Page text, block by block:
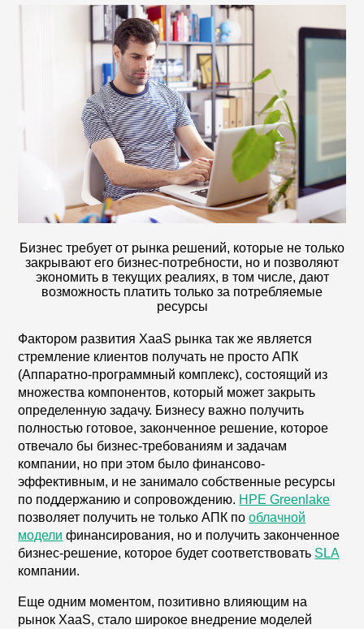
Бизнес требует от рынка решений, которые не только
закрывают его бизнес-потребности, но и позволяют
экономить в текущих реалиях, в том числе, дают
возможность платить только за потребляемые
ресурсы
Фактором развития XaaS рынка так же является
стремление клиентов получать не просто АПК
(Аппаратно-программный комплекс), состоящий из
множества компонентов, который может закрыть
определенную задачу. Бизнесу важно получить
полностью готовое, законченное решение, которое
отвечало бы бизнес-требованиям и задачам
компании, но при этом было финансово-
эффективным, и не занимало собственные ресурсы
по поддержанию и сопровождению. HPE Greenlake
позволяет получить не только АПК пооблачной
модели финансирования, но и получить законченное
бизнес-решение, которое будет соответствовать SLA
компании.
Еще одним моментом, позитивно влияющим на
рынок XaaS, стало широкое внедрение моделей